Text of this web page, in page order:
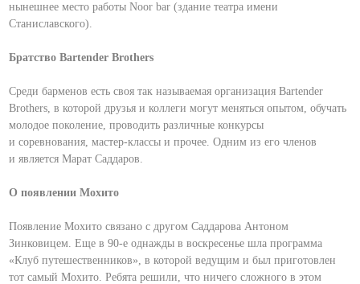
нынешнее место работы Noor bar (здание театра имени
Станиславского).
Братство Bartender Brothers
Среди барменов есть своя так называемая организация Bartender
Brothers, в которой друзья и коллеги могут меняться опытом, обучать
молодое поколение, проводить различные конкурсы
и соревнования, мастер-классы и прочее. Одним из его членов
и является Марат Саддаров.
О появлении Мохито
Появление Мохито связано с другом Саддарова Антоном
Зинковицем. Еще в 90-е однажды в воскресенье шла программа
«Клуб путешественников», в которой ведущим и был приготовлен
тот самый Мохито. Ребята решили, что ничего сложного в этом